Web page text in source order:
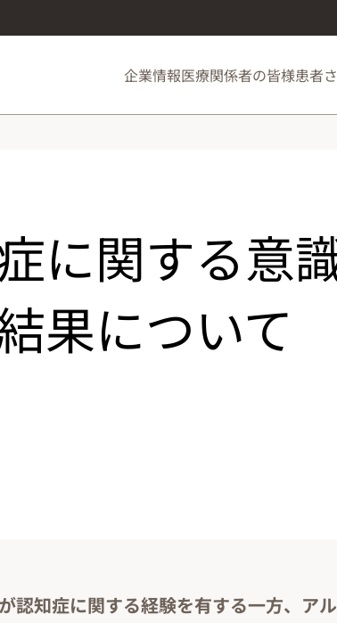
企業情報医療関係者の皆様患者
症に関する意
果について
認知症に関する経験を有する一方、ア